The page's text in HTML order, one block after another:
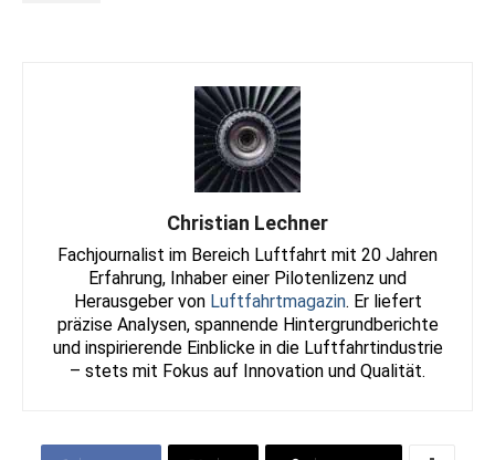
Christian Lechner
Fachjournalist im Bereich Luftfahrt mit 20 Jahren
Erfahrung, Inhaber einer Pilotenlizenz und
Herausgeber von Luftfahrtmagazin. Er liefert
präzise Analysen, spannende Hintergrundberichte
und inspirierende Einblicke in die Luftfahrtindustrie
– stets mit Fokus auf Innovation und Qualität.